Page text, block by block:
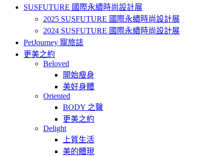
SUSFUTURE 國際永續時尚設計展
2025 SUSFUTURE 國際永續時尚設計展
2024 SUSFUTURE 國際永續時尚設計展
PetJourney 寵旅誌
更美之約
Beloved
開始瘦身
美好身體
Oriented
BODY 之聲
更美之約
Delight
上質生活
美的體現